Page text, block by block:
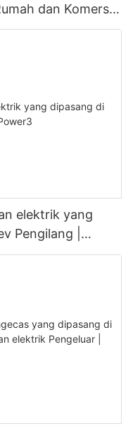
dan Komersial
elektrik yang
Pengilang |